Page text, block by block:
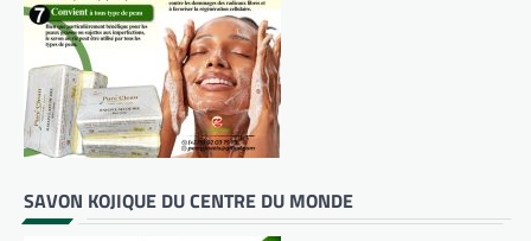
SAVON KOJIQUE DU CENTRE DU MONDE